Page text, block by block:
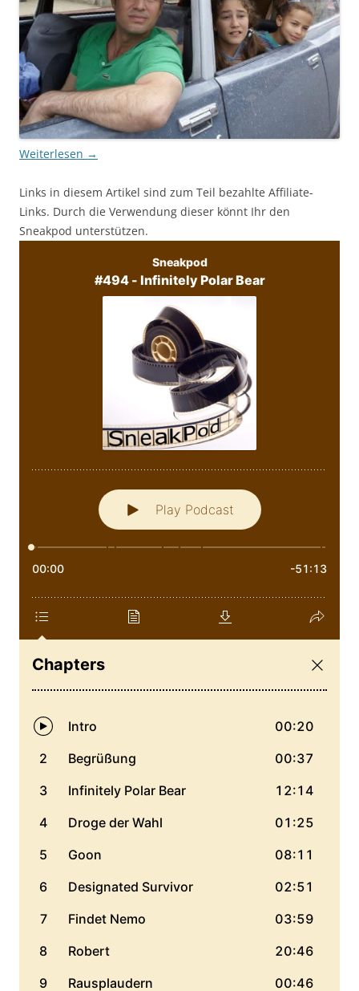
Weiterlesen →
Links in diesem Artikel sind zum Teil bezahlte Affiliate-
Links. Durch die Verwendung dieser könnt Ihr den
Sneakpod unterstützen.